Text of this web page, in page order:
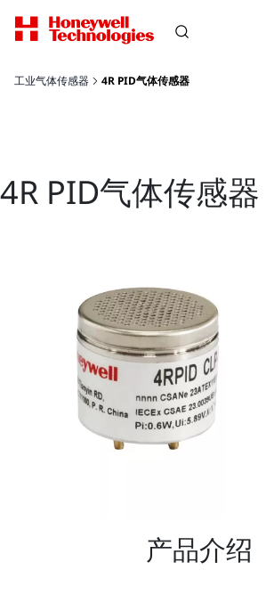
工业气体传感器 4R PID气体传感器
4R PID气体传感器
产品介绍